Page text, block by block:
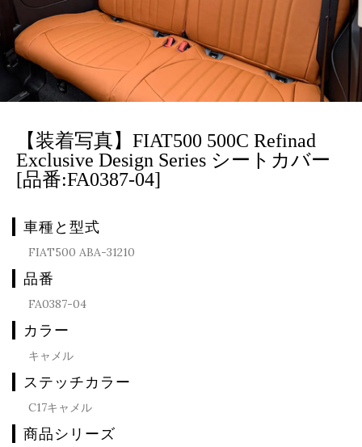
【装着写真】FIAT500 500C Refinad
Exclusive Design Series シートカバー
[品番:FA0387-04]
車種と型式
FIAT500 ABA-31210
品番
FA0387-04
カラー
キャメル
ステッチカラー
C17キャメル
商品シリーズ